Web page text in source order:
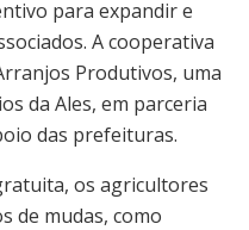
para expandir e
A cooperativa
Produtivos, uma
da Ales, em parceria
das prefeituras.
os agricultores
de mudas, como